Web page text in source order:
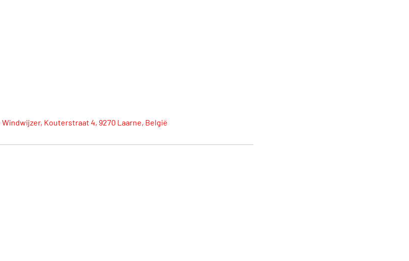
Kouterstraat 4, 9270 Laarne, België